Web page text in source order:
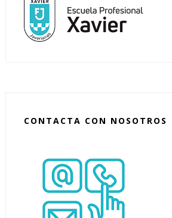
CONTACTA CON NOSOTROS